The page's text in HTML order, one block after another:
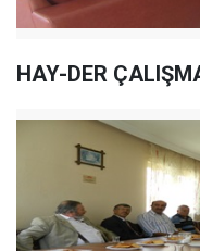
HAY-DER